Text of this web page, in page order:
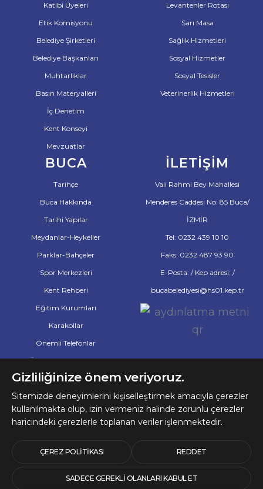
Katibi Üyeleri
Etik Komisyonu
Belediye Şirketleri
Belediye Başkanları
Muhtarlıklar
Basın Materyalleri
İç Denetim
Kent Konseyi
Mevzuatlar
Levantenler Rotası
Sarı Masa
Sağlık Hizmetleri
Sosyal Hizmetler
Sosyal Tesisler
Veterinerlik Hizmetleri
BUCA
Tarihçe
Buca Hakkında
Tarihi Yapılar
Meydanlar-Heykeller
Parklar-Bahçeler
Spor Merkezleri
Kent Rehberi
Eğitim Kurumları
Karakollar
Önemli Telefonlar
Önemli Web Adresleri
Eczaneler
Hastaneler ve Tıp Merkezleri
İLETIŞIM
Vali Rahmi Bey Mahallesi
Menderes Caddesi No: 85 Buca/
İZMİR
Tel: 0232 439 10 10
Faks: 0232 487 93 90
E-Posta: / Kep adresi: /
bucabelediyesi@hs01.kep.tr
Gizliliğinize önem veriyoruz.
Sitemizde deneyimlerini kişiselleştirmek amacıyla çerezler
kullanılmakta olup, izin vermeniz halinde zorunlu çerezler
haricindeki çerezlerle toplanan veriler işlenmektedir.
ÇEREZ POLITIKASI REDDET
SADECE GEREKLI OLANLARI KABUL ET